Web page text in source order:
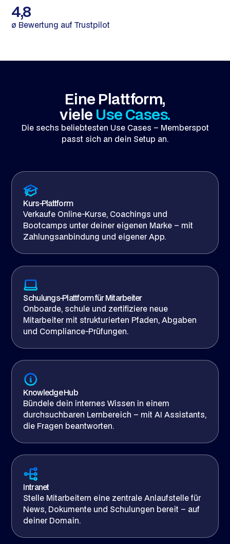
4,8
ø Bewertung auf Trustpilot
Eine Plattform,
viele Use Cases.
Die sechs beliebtesten Use Cases – Memberspot
passt sich an dein Setup an.
Kurs-Plattform
Verkaufe Online-Kurse, Coachings und
Bootcamps unter deiner eigenen Marke – mit
Zahlungsanbindung und eigener App.
Schulungs-Plattform für Mitarbeiter
Onboarde, schule und zertifiziere neue
Mitarbeiter mit strukturierten Pfaden, Abgaben
und Compliance-Prüfungen.
Knowledge Hub
Bündele dein internes Wissen in einem
durchsuchbaren Lernbereich – mit AI Assistants,
die Fragen beantworten.
Intranet
Stelle Mitarbeitern eine zentrale Anlaufstelle für
News, Dokumente und Schulungen bereit – auf
deiner Domain.